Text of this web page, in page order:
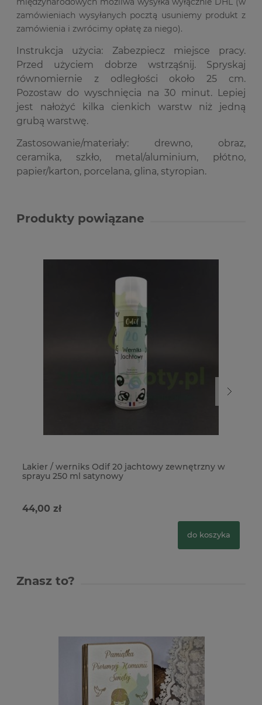
zamówieniach wysyłanych pocztą usuniemy produkt z
zamówienia i zwrócimy opłatę za niego).
Instrukcja użycia: Zabezpiecz miejsce pracy.
Przed użyciem dobrze wstrząśnij. Spryskaj
równomiernie z odległości około 25 cm.
Pozostaw do wyschnięcia na 30 minut. Lepiej
jest nałożyć kilka cienkich warstw niż jedną
grubą warstwę.
Zastosowanie/materiały: drewno, obraz,
ceramika, szkło, metal/aluminium, płótno,
papier/karton, porcelana, glina, styropian.
Produkty powiązane
Lakier / werniks Odif 20 jachtowy zewnętrzny w
sprayu 250 ml satynowy
44,00 zł
do koszyka
Znasz to?